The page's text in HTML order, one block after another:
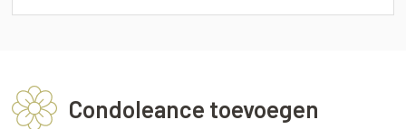
Condoleance toevoegen